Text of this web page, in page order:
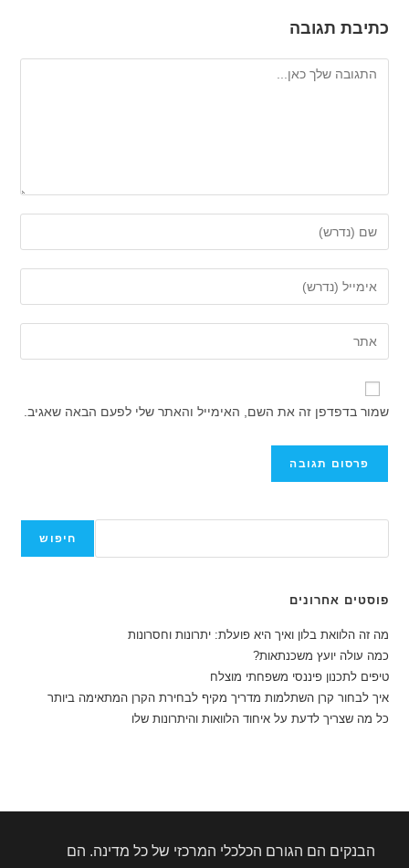
כתיבת תגובה
להגיב
את
השם
שלך
שם
משתמש
כדי
להגיב
את
כתובת
דואר
שלך
כדי
את
כתובת
שלך
(אופציונלי)
שמור בדפדפן זה את השם, האימייל והאתר שלי לפעם הבאה שאגיב.
חיפוש
פוסטים אחרונים
מה זה הלוואת בלון ואיך היא פועלת: יתרונות וחסרונות
כמה עולה יועץ משכנתאות?
טיפים לתכנון פיננסי משפחתי מוצלח
איך לבחור קרן השתלמות מדריך מקיף לבחירת הקרן המתאימה ביותר
כל מה שצריך לדעת על איחוד הלוואות והיתרונות שלו
הבנקים הם הגורם הכלכלי המרכזי של כל מדינה. הם